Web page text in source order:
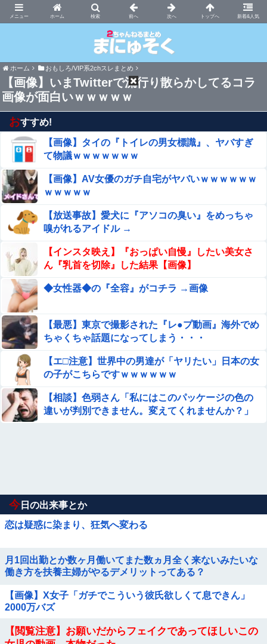
ホーム 新着&人気
まにゅそく 2chまとめニュース速報VIP
ホーム おもしろ/VIP系2chスレまとめ
【画像】いまTwitterで流行り散らかしてるコラ
画像が面白いｗｗｗｗｗ
おすすめ!
【画像】タイの『トイレの男女標識』、ヤバすぎ
て物議ｗｗｗｗｗｗｗ
【画像】AV女優のガチ自宅がヤバいｗｗｗｗｗｗ
ｗｗｗｗｗ
【放送事故】愛犬に『アソコの臭い』をめっちゃ
嗅がれるアイドル →
【インスタ映え】『おっぱい自慢』したい美女さ
ん『乳首を切除』した結果【画像】
◆女性器◆の『全容』がコチラ →画像
【最悪】東京で撮影された『レ●プ動画』海外でめ
ちゃくちゃ話題になってしまう・・・
【エ□注意】世界中の男達が「ヤリたい」日本の女
の子がこちらですｗｗｗｗｗｗ
【相談】色弱さん「私にはこのパッケージの色の
違いが判別できません。変えてくれませんか？」
今 日の出来事とか
恋は疑惑に染まり、狂気へ変わる
月1回出勤とか数ヶ月働いてまた数ヵ月全く来ないみたいな
働き方を扶養主婦がやるデメリットってある？
【画像】X女子「ガチでこういう彼氏欲しくて息できん」
2000万バズ
【閲覧注意】お願いだからフェイクであってほしいこの